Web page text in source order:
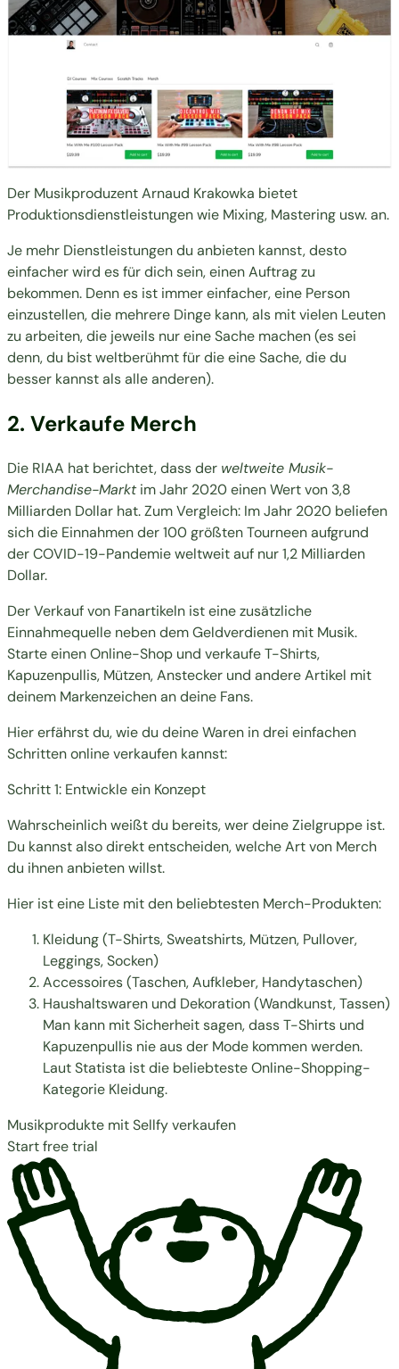
Der Musikproduzent Arnaud Krakowka bietet
Produktionsdienstleistungen wie Mixing, Mastering usw. an.
Je mehr Dienstleistungen du anbieten kannst, desto
einfacher wird es für dich sein, einen Auftrag zu
bekommen. Denn es ist immer einfacher, eine Person
einzustellen, die mehrere Dinge kann, als mit vielen Leuten
zu arbeiten, die jeweils nur eine Sache machen (es sei
denn, du bist weltberühmt für die eine Sache, die du
besser kannst als alle anderen).
2. Verkaufe Merch
Die RIAA hat berichtet, dass der weltweite Musik-
Merchandise-Marktim Jahr 2020 einen Wert von 3,8
Milliarden Dollar hat. Zum Vergleich: Im Jahr 2020 beliefen
sich die Einnahmen der 100 größten Tourneen aufgrund
der COVID-19-Pandemie weltweit auf nur1,2 Milliarden
Dollar.
Der Verkauf von Fanartikeln ist eine zusätzliche
Einnahmequelle neben dem Geldverdienen mit Musik.
Starte einen Online-Shop und verkaufe T-Shirts,
Kapuzenpullis, Mützen, Anstecker und andere Artikel mit
deinem Markenzeichen an deine Fans.
Hier erfährst du, wie du deine Waren in drei einfachen
Schritten online verkaufen kannst:
Schritt 1: Entwickle ein Konzept
Wahrscheinlich weißt du bereits, wer deine Zielgruppe ist.
Du kannst also direkt entscheiden, welche Art von Merch
du ihnen anbieten willst.
Hier ist eine Liste mit den beliebtesten Merch-Produkten:
Kleidung (T-Shirts, Sweatshirts, Mützen, Pullover,
Leggings, Socken)
Accessoires (Taschen, Aufkleber, Handytaschen)
Haushaltswaren und Dekoration (Wandkunst, Tassen)
Man kann mit Sicherheit sagen, dass T-Shirts und
Kapuzenpullis nie aus der Mode kommen werden.
LautStatista ist die beliebteste Online-Shopping-
Kategorie Kleidung.
Musikprodukte mit Sellfy verkaufen
Start free trial